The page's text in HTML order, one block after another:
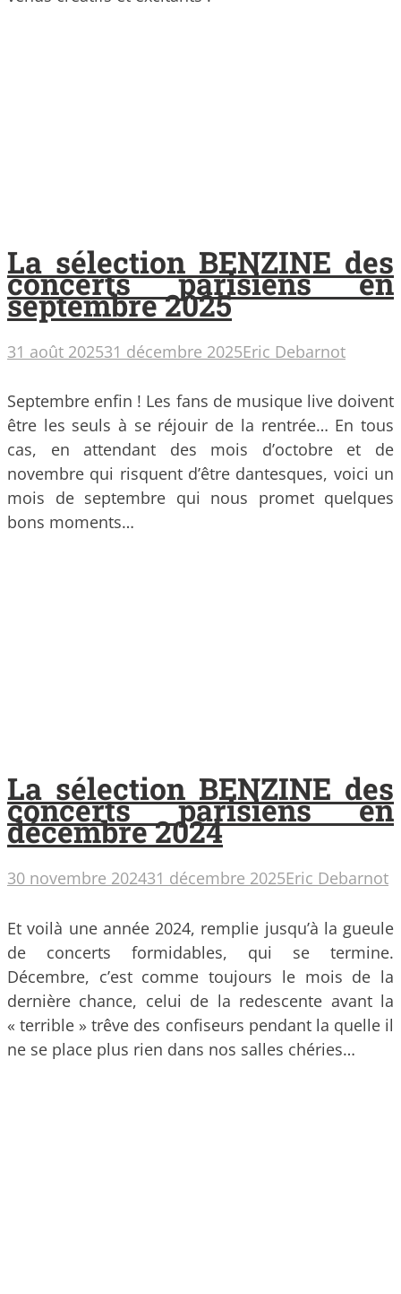
La sélection BENZINE des
concerts parisiens en
septembre 2025
31 août 202531 décembre 2025Eric Debarnot
Septembre enfin ! Les fans de musique live doivent
être les seuls à se réjouir de la rentrée… En tous
cas, en attendant des mois d’octobre et de
novembre qui risquent d’être dantesques, voici un
mois de septembre qui nous promet quelques
bons moments…
La sélection BENZINE des
concerts parisiens en
décembre 2024
30 novembre 202431 décembre 2025Eric Debarnot
Et voilà une année 2024, remplie jusqu’à la gueule
de concerts formidables, qui se termine.
Décembre, c’est comme toujours le mois de la
dernière chance, celui de la redescente avant la
« terrible » trêve des confiseurs pendant la quelle il
ne se place plus rien dans nos salles chéries…